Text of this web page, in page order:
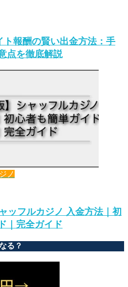
報酬の賢い出金方法：手
点を徹底解説
ノ
ッフルカジノ 入金方法｜初
｜完全ガイド
る？